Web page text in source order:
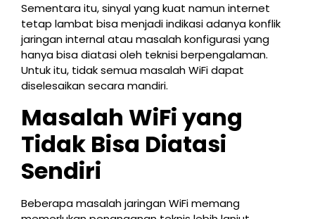
Sementara itu, sinyal yang kuat namun internet
tetap lambat bisa menjadi indikasi adanya konflik
jaringan internal atau masalah konfigurasi yang
hanya bisa diatasi oleh teknisi berpengalaman.
Untuk itu, tidak semua masalah WiFi dapat
diselesaikan secara mandiri.
Masalah WiFi yang
Tidak Bisa Diatasi
Sendiri
Beberapa masalah jaringan WiFi memang